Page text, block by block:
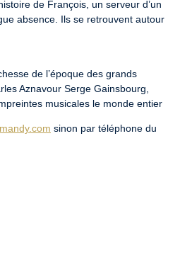
de François, un serveur d’un
absence. Ils se retrouvent autour
de l’époque des grands
Aznavour Serge Gainsbourg,
musicales le monde entier
sinon par téléphone du